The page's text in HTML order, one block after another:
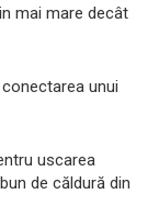
mai mare decât
unui
uscarea
de căldură din